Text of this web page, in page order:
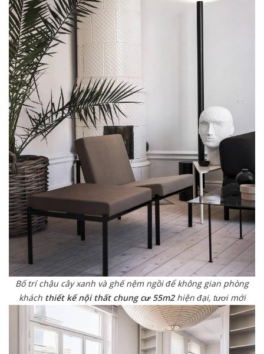
Bố trí chậu cây xanh và ghế nệm ngồi để không gian phòng
khách thiết kế nội thất chung cư 55m2hiện đại, tươi mới